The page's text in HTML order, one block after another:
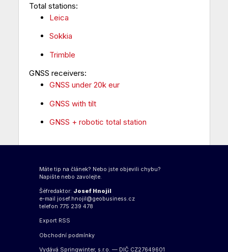
Total stations:
Leica
Sokkia
Trimble
GNSS receivers:
GNSS under 20k eur
GNSS with tilt
GNSS + robotic total station
Máte tip na článek? Nebo jste objevili chybu?
Napište nebo zavolejte.
Šéfredaktor: Josef Hnojil
e-mail josef.hnojil@geobusiness.cz
telefon 775 239 478
Export RSS
Obchodní podmínky
Vydává Springwinter, s.r.o. — DIČ CZ27649601